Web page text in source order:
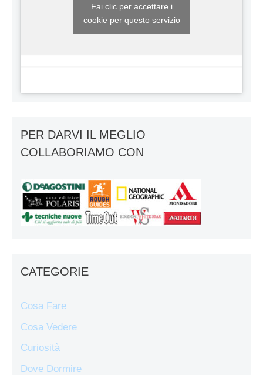
Fai clic per accettare i
cookie per questo servizio
PER DARVI IL MEGLIO
COLLABORIAMO CON
CATEGORIE
Cosa Fare
Cosa Vedere
Curiosità
Dove Dormire